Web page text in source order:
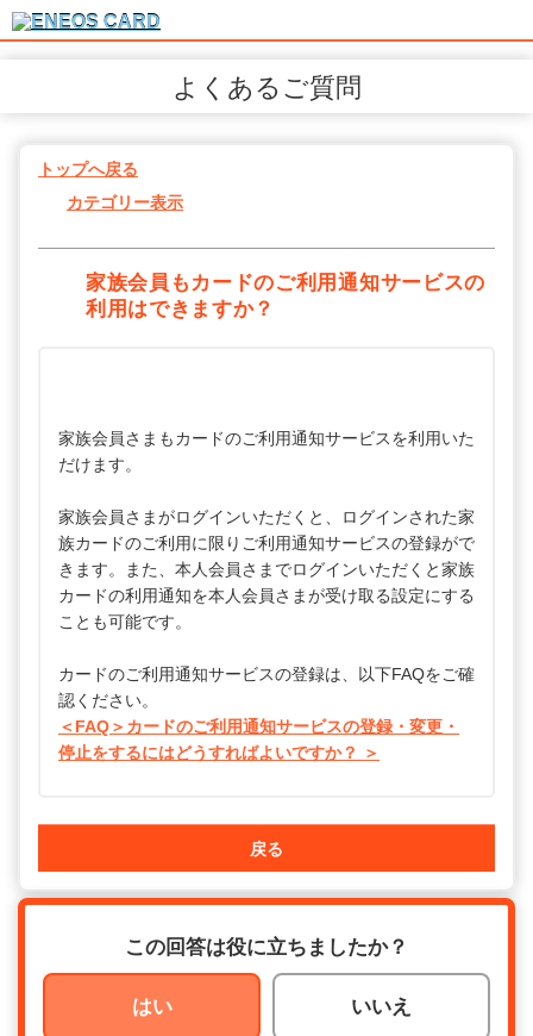
よくあるご質問
トップへ戻る
カテゴリー表示
家族会員もカードのご利用通知サービスの
利用はできますか？
家族会員さまもカードのご利用通知サービスを利用いた
だけます。
家族会員さまがログインいただくと、ログインされた家
族カードのご利用に限りご利用通知サービスの登録がで
きます。また、本人会員さまでログインいただくと家族
カードの利用通知を本人会員さまが受け取る設定にする
ことも可能です。
カードのご利用通知サービスの登録は、以下FAQをご確
認ください。
＜FAQ＞カードのご利用通知サービスの登録・変更・
停止をするにはどうすればよいですか？ ＞
戻る
この回答は役に立ちましたか？
はい いいえ